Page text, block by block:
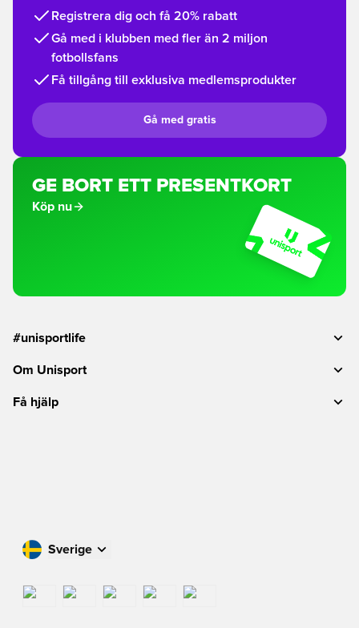
Registrera dig och få 20% rabatt
Gå med i klubben med fler än 2 miljon
fotbollsfans
Få tillgång till exklusiva medlemsprodukter
Gå med gratis
GE BORT ETT PRESENTKORT
Köp nu
#unisportlife
Om Unisport
Få hjälp
Sverige